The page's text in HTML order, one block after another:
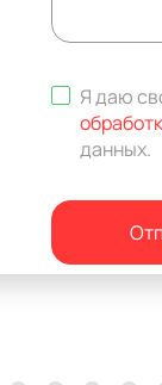
Я даю
данных.